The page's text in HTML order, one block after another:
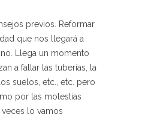
previos. Reformar
que nos llegará a
Llega un momento
a fallar las tuberías, la
suelos, etc., etc. pero
por las molestias
lo vamos